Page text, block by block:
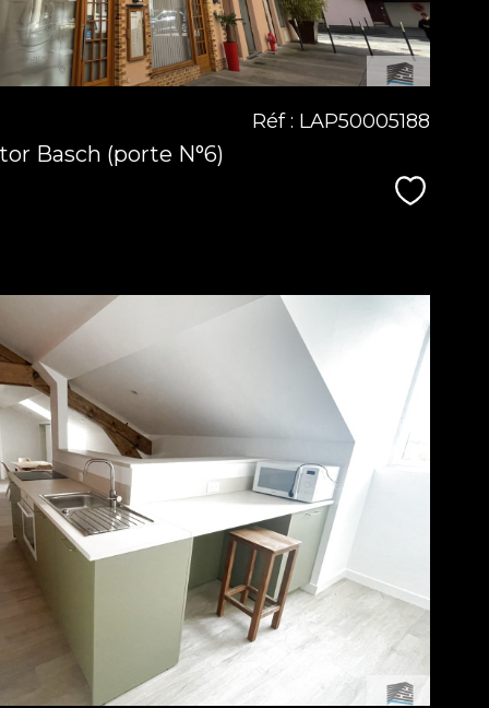
Basch (porte N°6)
Réf : LAP50005188
voir le
bien